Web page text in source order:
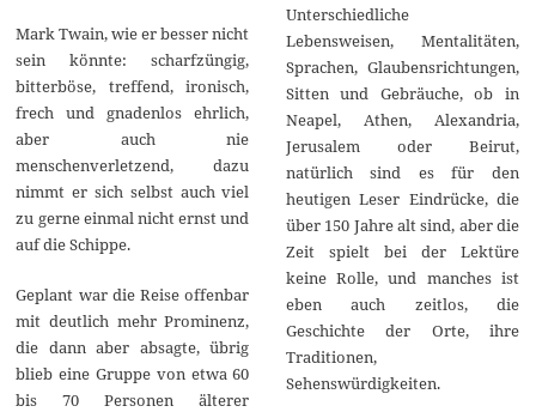
Mark Twain, wie er besser nicht
sein könnte: scharfzüngig,
bitterböse, treffend, ironisch,
frech und gnadenlos ehrlich,
aber auch nie
menschenverletzend, dazu
nimmt er sich selbst auch viel
zu gerne einmal nicht ernst und
auf die Schippe.
Geplant war die Reise offenbar
mit deutlich mehr Prominenz,
die dann aber absagte, übrig
blieb eine Gruppe von etwa 60
bis 70 Personen älterer
Unterschiedliche
Lebensweisen, Mentalitäten,
Sprachen, Glaubensrichtungen,
Sitten und Gebräuche, ob in
Neapel, Athen, Alexandria,
Jerusalem oder Beirut,
natürlich sind es für den
heutigen Leser Eindrücke, die
über 150 Jahre alt sind, aber die
Zeit spielt bei der Lektüre
keine Rolle, und manches ist
eben auch zeitlos, die
Geschichte der Orte, ihre
Traditionen,
Sehenswürdigkeiten.